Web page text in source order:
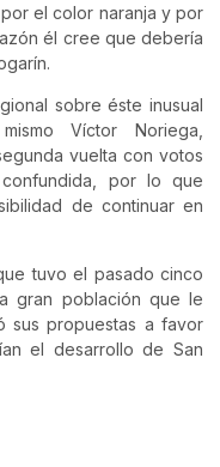
el color naranja y por
él cree que debería
sobre éste inusual
Víctor Noriega,
vuelta con votos
por lo que
de continuar en
tuvo el pasado cinco
gran población que le
sus propuestas a favor
el desarrollo de San